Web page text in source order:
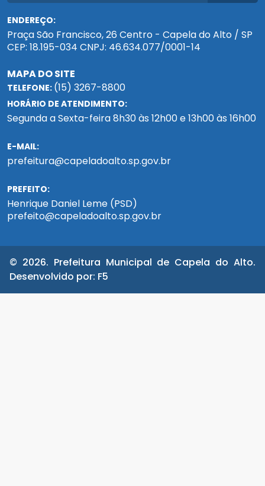
ENDEREÇO:
Praça São Francisco, 26 Centro - Capela do Alto / SP
CEP: 18.195-034 CNPJ: 46.634.077/0001-14
MAPA DO SITE
TELEFONE: (15) 3267-8800
HORÁRIO DE ATENDIMENTO:
Segunda a Sexta-feira 8h30 às 12h00 e 13h00 às 16h00
E-MAIL:
prefeitura@capeladoalto.sp.gov.br
PREFEITO:
Henrique Daniel Leme (PSD)
prefeito@capeladoalto.sp.gov.br
© 2026. Prefeitura Municipal de Capela do Alto.
Desenvolvido por: F5